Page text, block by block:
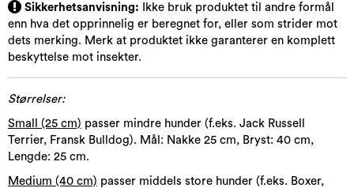
Sikkerhetsanvisning:
Ikke bruk produktet til andre formål
enn hva det opprinnelig er beregnet for, eller som strider mot
dets merking. Merk at produktet ikke garanterer en komplett
beskyttelse mot insekter.
Størrelser:
Small (25 cm) passer mindre hunder (f.eks. Jack Russell
Terrier, Fransk Bulldog). Mål: Nakke 25 cm, Bryst: 40 cm,
Lengde: 25 cm.
Medium (40 cm) passer middels store hunder (f.eks. Boxer,